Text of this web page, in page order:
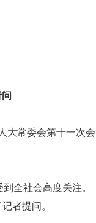
常委会第十一次会
全社会高度关注。
者提问。